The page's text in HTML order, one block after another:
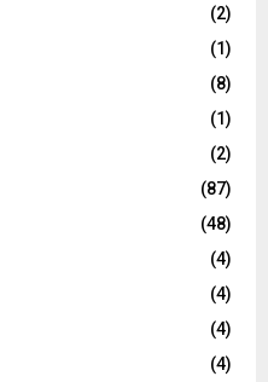
(2)
(1)
(8)
(1)
(2)
(87)
(48)
(4)
(4)
(4)
(4)